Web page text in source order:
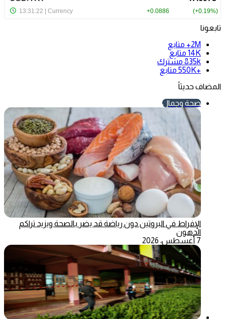
تابعونا
2M+
متابع
14K متابع
835k مشترك
+550K
متابع
المضاف حديثاً
صحة وجمال
الإفراط في البروتين دون رياضة قد يضر بالصحة ويزيد تراكم
الدهون
7 أغسطس، 2026